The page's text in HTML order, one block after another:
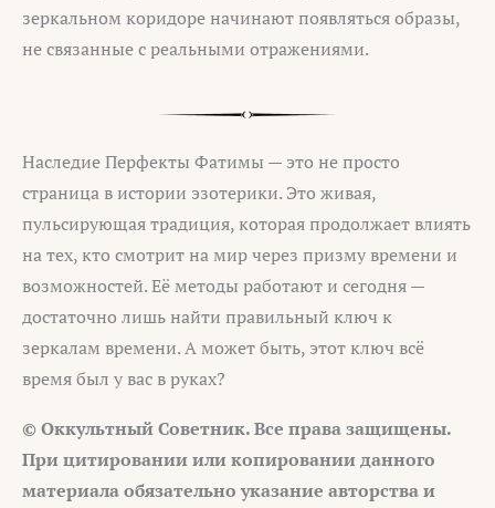
зеркальном коридоре начинают появляться образы,
не связанные с реальными отражениями.
Наследие Перфекты Фатимы — это не просто
страница в истории эзотерики. Это живая,
пульсирующая традиция, которая продолжает влиять
на тех, кто смотрит на мир через призму времени и
возможностей. Её методы работают и сегодня —
достаточно лишь найти правильный ключ к
зеркалам времени. А может быть, этот ключ всё
время был у вас в руках?
© Оккультный Советник. Все права защищены.
При цитировании или копировании данного
материала обязательно указание авторства и